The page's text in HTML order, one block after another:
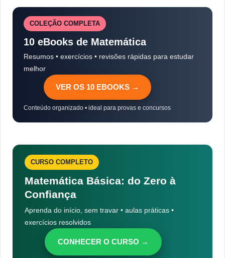
COLEÇÃO COMPLETA
10 eBooks de Matemática
Resumos • exercícios • revisões rápidas para estudar
melhor
VER OS 10 EBOOKS →
Conteúdo organizado • ideal para provas e concursos
CURSO COMPLETO
Matemática Básica: do Zero à
Confiança
Aprenda do início, sem travar • aulas práticas •
exercícios resolvidos
CONHECER O CURSO →